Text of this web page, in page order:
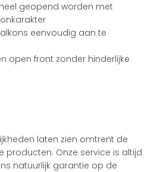
geopend worden met
eenvoudig aan te
open front zonder hinderlijke
laten zien omtrent de
producten. Onze service is altijd
natuurlijk garantie op de